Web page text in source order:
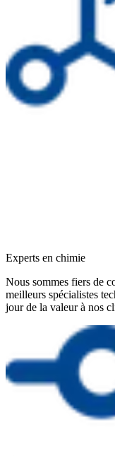
Experts en chimie
Nous sommes fiers de
meilleurs spécialistes
jour de la valeur à nos